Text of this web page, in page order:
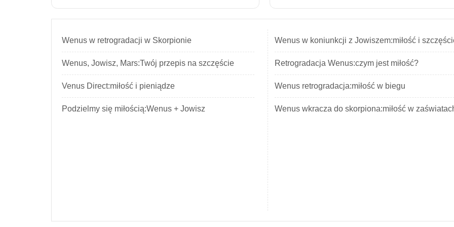
Wenus w retrogradacji w Skorpionie
Wenus, Jowisz, Mars:Twój przepis na szczęście
Venus Direct:miłość i pieniądze
Podzielmy się miłością:Wenus + Jowisz
Wenus w koniunkcji z Jowiszem:miłość i
Retrogradacja Wenus:czym jest miłość?
Wenus retrogradacja:miłość w biegu
Wenus wkracza do skorpiona:miłość w